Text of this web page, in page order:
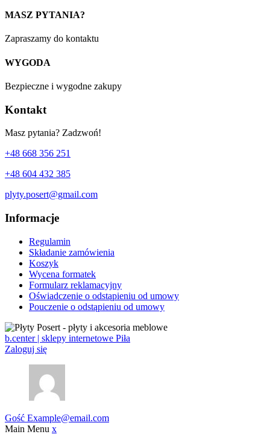
MASZ PYTANIA?
Zapraszamy do kontaktu
WYGODA
Bezpieczne i wygodne zakupy
Kontakt
Masz pytania? Zadzwoń!
+48 668 356 251
+48 604 432 385
plyty.posert@gmail.com
Informacje
Regulamin
Składanie zamówienia
Koszyk
Wycena formatek
Formularz reklamacyjny
Oświadczenie o odstąpieniu od umowy
Pouczenie o odstąpieniu od umowy
b.center | sklepy internetowe Piła
Zaloguj się
Gość Example@email.com
Main Menu x